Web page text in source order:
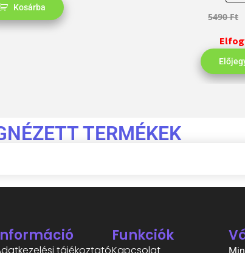
Kosárba
5490Ft
TERMÉKEK
tájékoztató
Funkciók
Kapcsolat